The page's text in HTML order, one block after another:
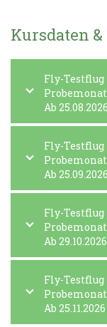
Kursdaten
Fly-
Probemonat
Ab
Fly-
Probemonat
Ab
Fly-
Probemonat
Ab
Fly-
Probemonat
Ab